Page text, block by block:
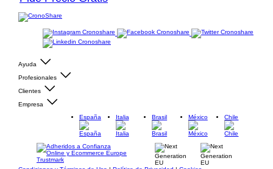
Ayuda
Profesionales
Clientes
Empresa
España
Italia Brasil México Chile